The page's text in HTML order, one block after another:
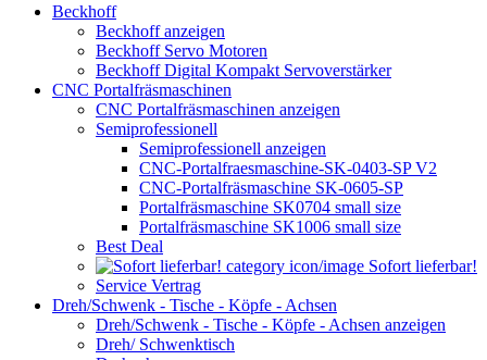
Beckhoff
Beckhoff anzeigen
Beckhoff Servo Motoren
Beckhoff Digital Kompakt Servoverstärker
CNC Portalfräsmaschinen
CNC Portalfräsmaschinen anzeigen
Semiprofessionell
Semiprofessionell anzeigen
CNC-Portalfraesmaschine-SK-0403-SP V2
CNC-Portalfräsmaschine SK-0605-SP
Portalfräsmaschine SK0704 small size
Portalfräsmaschine SK1006 small size
Best Deal
Sofort lieferbar!
Service Vertrag
Dreh/Schwenk - Tische - Köpfe - Achsen
Dreh/Schwenk - Tische - Köpfe - Achsen anzeigen
Dreh/ Schwenktisch